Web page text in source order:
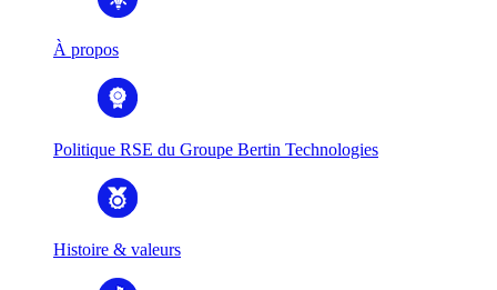
À propos
Politique RSE du Groupe Bertin Technologies
Histoire & valeurs